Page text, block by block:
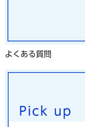
よくある質問